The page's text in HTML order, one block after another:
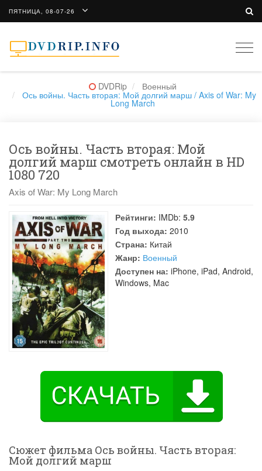
ПЯТНИЦА, 08-07-26
DVDRip Военный
Ось войны. Часть вторая: Мой долгий марш / Axis of War: My
Long March
Ось войны. Часть вторая: Мой
долгий марш смотреть онлайн в HD
1080 720
Axis of War: My Long March
Рейтинги: IMDb: 5.9
Год выхода: 2010
Страна: Китай
Жанр: Военный
Доступен на: iPhone, iPad, Android,
Windows, Mac
Сюжет фильма Ось войны. Часть вторая:
Мой долгий марш